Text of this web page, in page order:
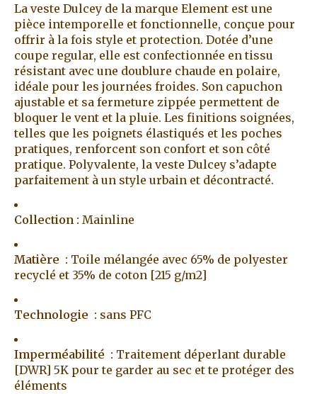
La veste Dulcey de la marque Element est une
pièce intemporelle et fonctionnelle, conçue pour
offrir à la fois style et protection. Dotée d’une
coupe regular, elle est confectionnée en tissu
résistant avec une doublure chaude en polaire,
idéale pour les journées froides. Son capuchon
ajustable et sa fermeture zippée permettent de
bloquer le vent et la pluie. Les finitions soignées,
telles que les poignets élastiqués et les poches
pratiques, renforcent son confort et son côté
pratique. Polyvalente, la veste Dulcey s’adapte
parfaitement à un style urbain et décontracté.
Collection : Mainline
Matière : Toile mélangée avec 65% de polyester
recyclé et 35% de coton [215 g/m2]
Technologie : sans PFC
Imperméabilité : Traitement déperlant durable
[DWR] 5K pour te garder au sec et te protéger des
éléments